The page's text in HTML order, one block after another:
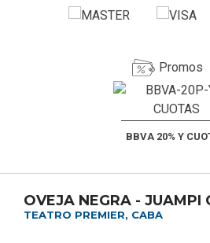
Promos
BBVA 20% Y
OVEJA NEGRA - JUAMPI
TEATRO PREMIER, CABA